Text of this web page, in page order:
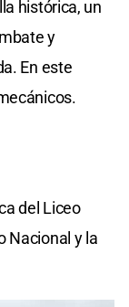
histórica, un
y
En este
del Liceo
Nacional y la